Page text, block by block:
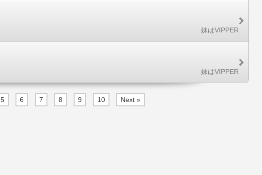
妹はVIPPER
妹はVIPPER
5 6 7 8 9 10 Next »